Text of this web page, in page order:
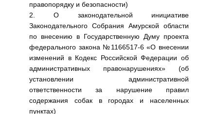
правопорядку и безопасности)
2. О законодательной инициативе
Законодательного Собрания Амурской области
по внесению в Государственную Думу проекта
федерального закона №1166517-6 «О внесении
изменений в Кодекс Российской Федерации об
административных правонарушениях» (об
установлении административной
ответственности за нарушение правил
содержания собак в городах и населенных
пунктах)